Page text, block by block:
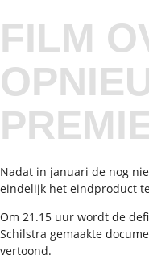
FILM
Nadat in januari de nog
eindelijk het eindproduct
Om 21.15 uur wordt de
Schilstra gemaakte
vertoond.